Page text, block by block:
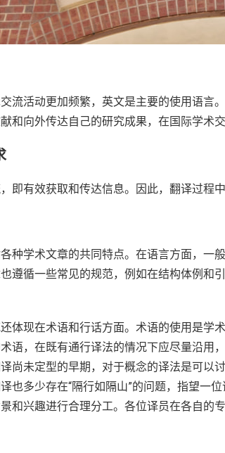
流活动更加频繁，英文是主要的使用语
和向外传达自己的研究成果，在国际学术
即有效获取和传达信息。因此，翻译过程
种学术文章的共同特点。在语言方面，
遵循一些常见的规范，例如在结构体例和
体现在术语和行话方面。术语的使用是学
语，在既有通行译法的情况下应尽量沿
尚未定型的早期，对于概念的译法是可
也多少存在“隔行如隔山”的问题，指望一
和兴趣进行合理分工。各位译员在各自的